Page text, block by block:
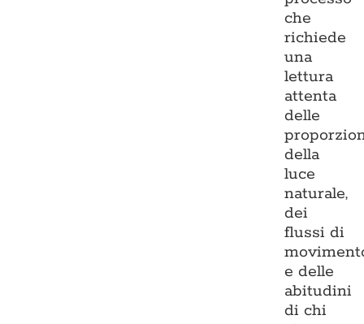
che
richiede
una
lettura
attenta
delle
della
luce
naturale,
dei
flussi di
e delle
abitudini
di chi